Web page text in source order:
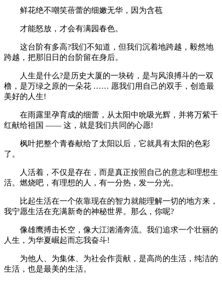
鲜花绝不嘲笑蓓蕾的细嫩无华，因为含苞
才能怒放，才会有满园春色。
这台阶有多高?我们不知道，但我们沉着地跨越，毅然地
跨越，把那旧日的台阶留在身后。
人生是什么?是历史大厦的一块砖，是与风浪搏斗的一双
橹，是万绿之原的一朵花 …… 愿我们用自己的双手，创造最
美好的人生!
在雨露里孕育成的细蕾，从太阳中吮吸光辉，并将万紫千
红献给祖国 ―― 这，就是我们共同的心愿!
枫叶把整个青春献给了太阳以后，它就具有太阳的色彩
了。
人活着，不仅是存在，而是真正按照自己的意志和理想生
活。燃烧吧，有理想的人，有一分热，发一分光。
比起生活在一个依靠现在的智力就能理解一切的地方来，
我宁愿生活在充满新奇的神秘世界。那么，你呢?
像雄鹰搏击长空，像大江汹涌奔流。我们追求一个壮丽的
人生，为华夏崛起而忘我奋斗!
为他人、为集体、为社会作贡献，是高尚的生活，纯洁的
生活，也是最美的生活。